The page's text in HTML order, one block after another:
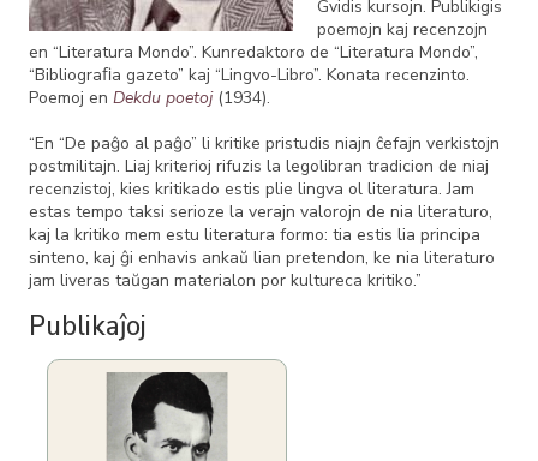
Gvidis kursojn. Publikigis
poemojn kaj recenzojn
en “Literatura Mondo”. Kunredaktoro de “Literatura Mondo”,
“Bibliograﬁa gazeto” kaj “Lingvo-Libro”. Konata recenzinto.
Poemoj en Dekdu poetoj (1934).
“En “De paĝo al paĝo” li kritike pristudis niajn ĉefajn verkistojn
postmilitajn. Liaj kriterioj rifuzis la legolibran tradicion de niaj
recenzistoj, kies kritikado estis plie lingva ol literatura. Jam
estas tempo taksi serioze la verajn valorojn de nia literaturo,
kaj la kritiko mem estu literatura formo: tia estis lia principa
sinteno, kaj ĝi enhavis ankaŭ lian pretendon, ke nia literaturo
jam liveras taŭgan materialon por kultureca kritiko.”
Publikaĵoj